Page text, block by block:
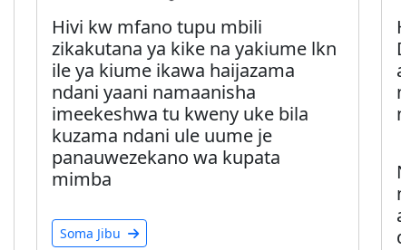
Hivi kw mfano tupu mbili
zikakutana ya kike na yakiume lkn
ile ya kiume ikawa haijazama
ndani yaani namaanisha
imeekeshwa tu kweny uke bila
kuzama ndani ule uume je
panauwezekano wa kupata
mimba
Soma Jibu